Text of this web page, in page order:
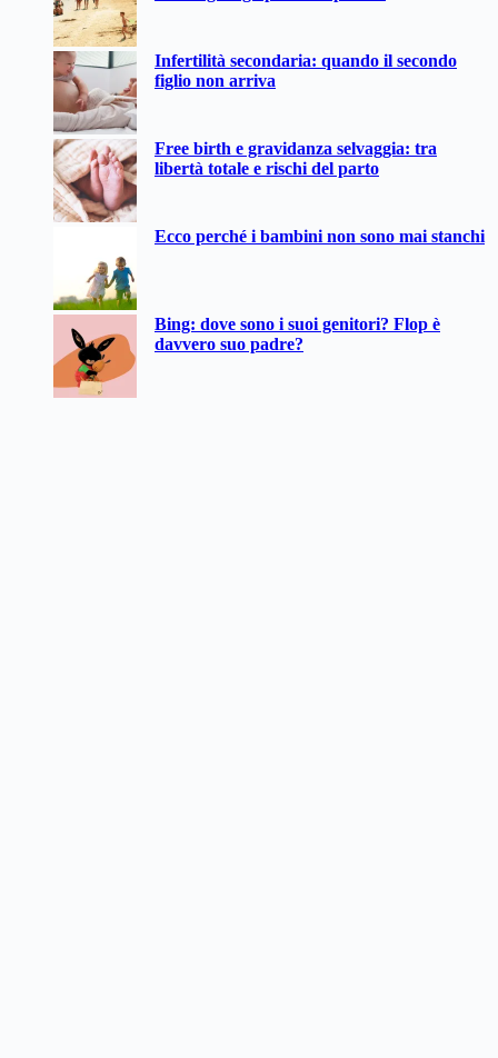
Infertilità secondaria: quando il secondo
figlio non arriva
Free birth e gravidanza selvaggia: tra
libertà totale e rischi del parto
Ecco perché i bambini non sono mai stanchi
Bing: dove sono i suoi genitori? Flop è
davvero suo padre?